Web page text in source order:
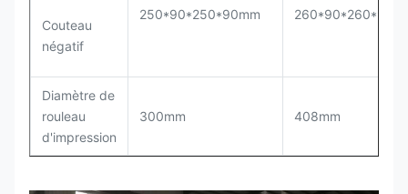
Couteau
négatif
250*90*250*90mm
Diamètre de
rouleau
d'impression
300mm 408mm